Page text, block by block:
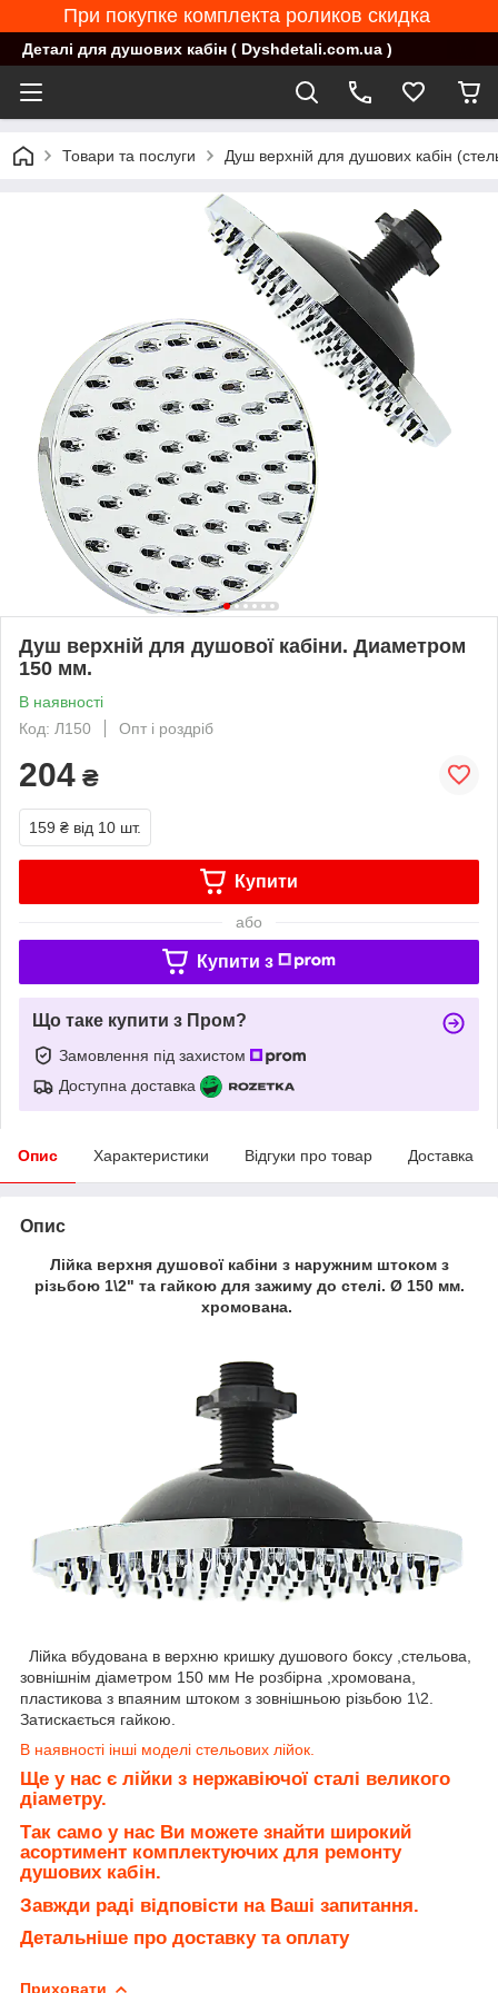
При покупке комплекта роликов скидка
Деталі для душових кабін ( Dyshdetali.com.ua )
Товари та послуги Душ верхній для душових кабін
Душ верхній для душової кабіни. Диаметром
150 мм.
В наявності
Код: Л150
Опт і роздріб
204 ₴
159 ₴ від 10 шт.
Купити
або
Купити з
Що таке купити з Пром?
Замовлення під захистом
Доступна доставка
Опис Характеристики Відгуки про товар Доставка
Опис
Лійка верхня душової кабіни з наружним штоком з
різьбою 1\2" та гайкою для зажиму до стелі. Ø 150 мм.
хромована.
Лійка вбудована в верхню кришку душового боксу ,стельова,
зовнішнім діаметром 150 мм Не розбірна ,хромована,
пластикова з впаяним штоком з зовнішньою різьбою 1\2.
Затискається гайкою.
В наявності інші моделі стельових лійок.
Ще у нас є лійки з нержавіючої сталі великого
діаметру.
Так само у нас Ви можете знайти широкий
асортимент комплектуючих для ремонту
душових кабін.
Завжди раді відповісти на Ваші запитання.
Детальніше про доставку та оплату
Приховати